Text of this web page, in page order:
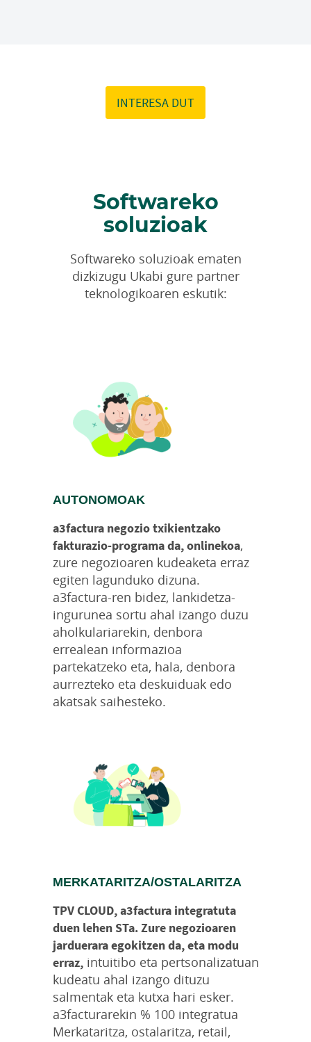
INTERESA DUT
Softwareko
soluzioak
Softwareko soluzioak ematen
dizkizugu Ukabi gure partner
teknologikoaren eskutik:
AUTONOMOAK
a3factura negozio txikientzako
fakturazio-programa da, onlinekoa,
zure negozioaren kudeaketa erraz
egiten lagunduko dizuna.
a3factura-ren bidez, lankidetza-
ingurunea sortu ahal izango duzu
aholkulariarekin, denbora
errealean informazioa
partekatzeko eta, hala, denbora
aurrezteko eta deskuiduak edo
akatsak saihesteko.
MERKATARITZA/OSTALARITZA
TPV CLOUD, a3factura integratuta
duen lehen STa. Zure negozioaren
jarduerara egokitzen da, eta modu
erraz,intuitibo eta pertsonalizatuan
kudeatu ahal izango dituzu
salmentak eta kutxa hari esker.
a3facturarekin % 100 integratua
Merkataritza, ostalaritza, retail,